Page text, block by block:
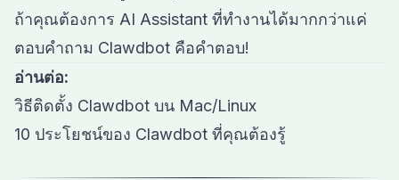
ถ้าคุณต้องการ AI Assistant ที่ทำงานได้มากกว่าแค่
ตอบคำถาม Clawdbot คือคำตอบ!
อ่านต่อ:
วิธีติดตั้ง Clawdbot บน Mac/Linux
10 ประโยชน์ของ Clawdbot ที่คุณต้องรู้